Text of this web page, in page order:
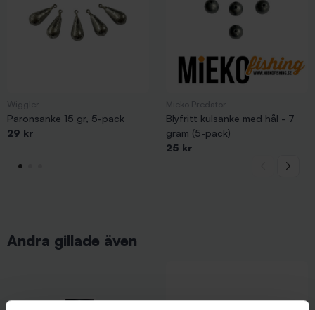
Päronsänke 15 gr, 5-pack
29 kr
Blyfritt kulsänke med hål - 7
gram (5-pack)
25 kr
Andra gillade även